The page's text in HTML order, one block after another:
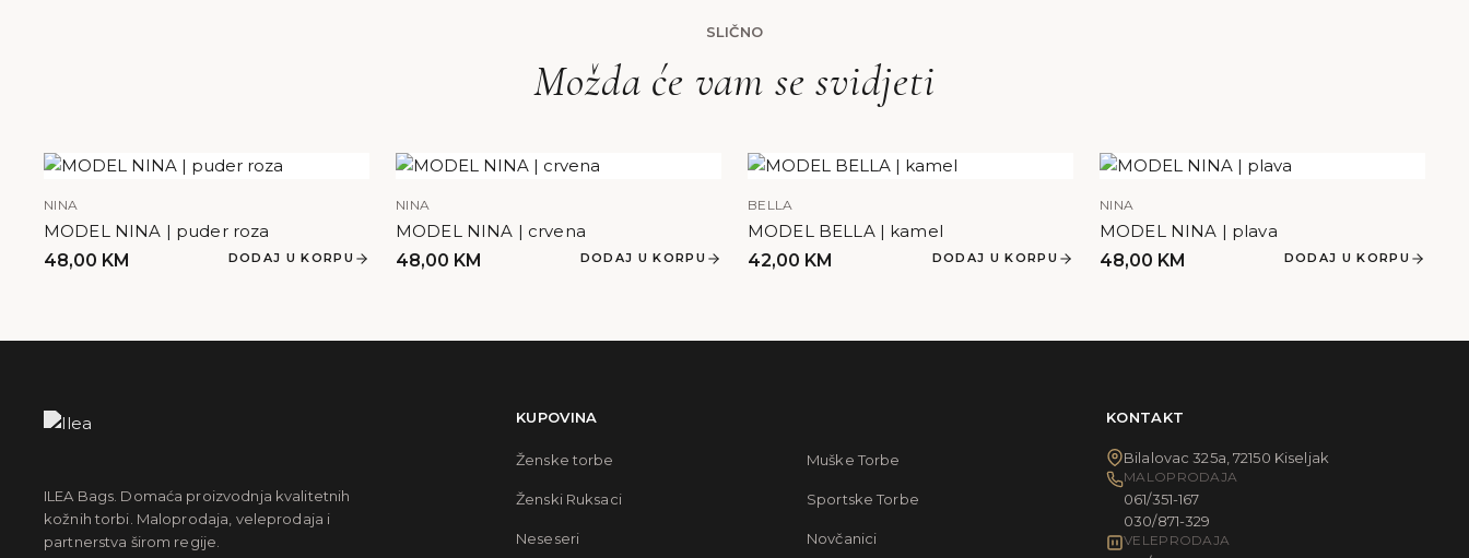
SLIČNO
Možda će vam se svidjeti
NINA
MODEL NINA | puder roza
48,00 KM DODAJ U KORPU
NINA
MODEL NINA | crvena
48,00 KM DODAJ U KORPU
BELLA
MODEL BELLA | kamel
42,00 KM DODAJ U KORPU
NINA
MODEL NINA | plava
48,00 KM DODAJ U KORPU
ILEA Bags. Domaća proizvodnja kvalitetnih
kožnih torbi. Maloprodaja, veleprodaja i
partnerstva širom regije.
KUPOVINA
Ženske torbe Muške Torbe
Ženski Ruksaci Sportske Torbe
Neseseri Novčanici
KONTAKT
Bilalovac 325a, 72150 Kiseljak
MALOPRODAJA
061/351-167
030/871-329
VELEPRODAJA